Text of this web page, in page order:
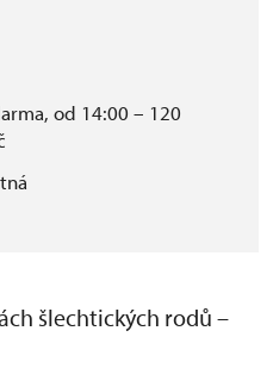
od 14:00 – 120
šlechtických rodů –